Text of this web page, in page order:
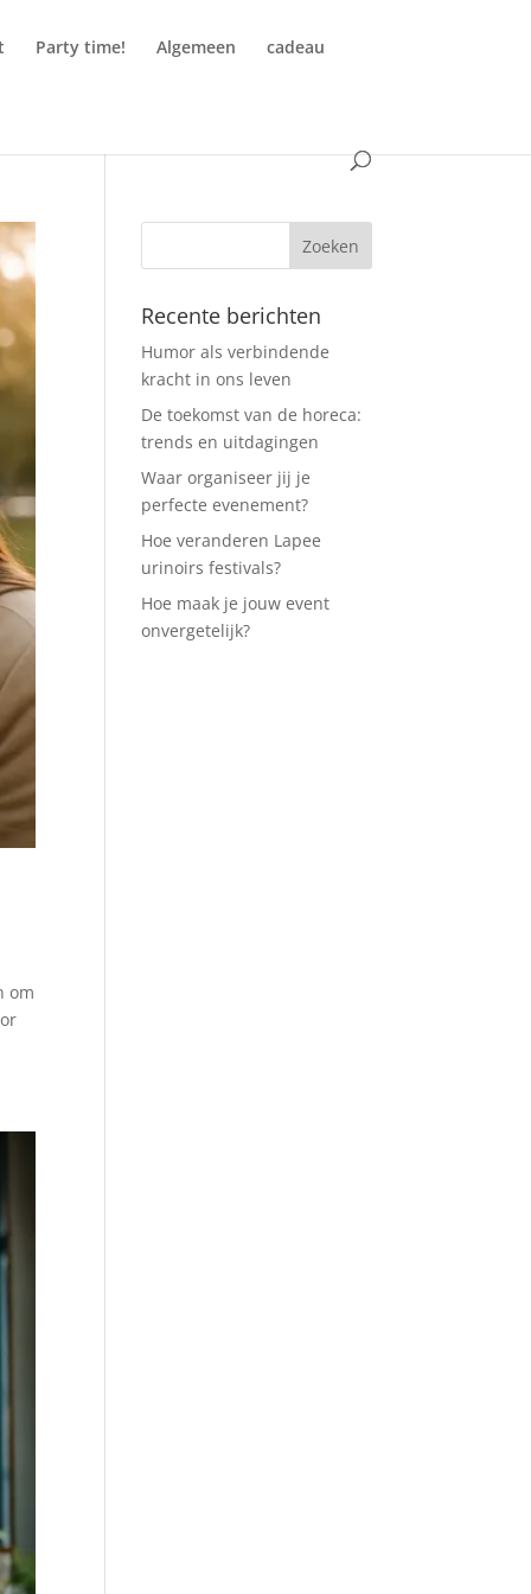
Party time! Algemeen cadeau
om
Recente berichten
Humor als verbindende
kracht in ons leven
De toekomst van de horeca:
trends en uitdagingen
Waar organiseer jij je
perfecte evenement?
Hoe veranderen Lapee
urinoirs festivals?
Hoe maak je jouw event
onvergetelijk?